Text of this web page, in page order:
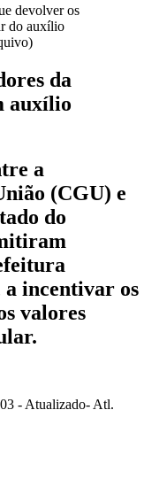
devolver os
do auxílio
da
auxílio
a
(CGU) e
do
incentivar os
valores
- Atualizado- Atl.